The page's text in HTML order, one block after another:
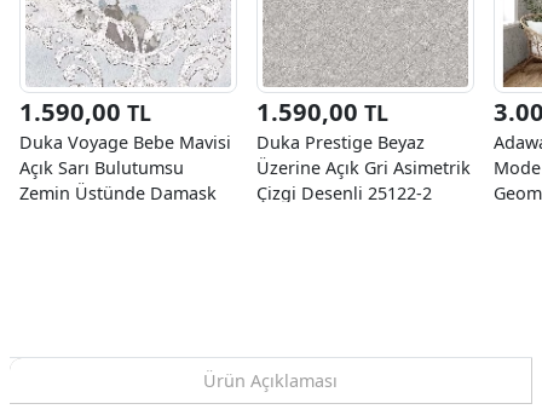
1.590,00 TL
Duka Voyage Bebe Mavisi
Açık Sarı Bulutumsu
Zemin Üstünde Damask
1.590,00 TL
Duka Prestige Beyaz
Üzerine Açık Gri Asimetrik
Çizgi Desenli 25122-2
Ürün Açıklaması